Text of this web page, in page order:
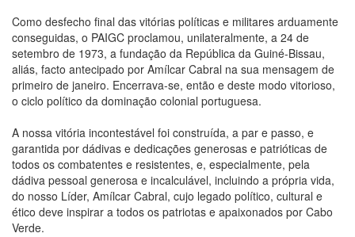
Como desfecho final das vitórias políticas e militares arduamente
conseguidas, o PAIGC proclamou, unilateralmente, a 24 de
setembro de 1973, a fundação da República da Guiné-Bissau,
aliás, facto antecipado por Amílcar Cabral na sua mensagem de
primeiro de janeiro. Encerrava-se, então e deste modo vitorioso,
o ciclo político da dominação colonial portuguesa.
A nossa vitória incontestável foi construída, a par e passo, e
garantida por dádivas e dedicações generosas e patrióticas de
todos os combatentes e resistentes, e, especialmente, pela
dádiva pessoal generosa e incalculável, incluindo a própria vida,
do nosso Líder, Amílcar Cabral, cujo legado político, cultural e
ético deve inspirar a todos os patriotas e apaixonados por Cabo
Verde.